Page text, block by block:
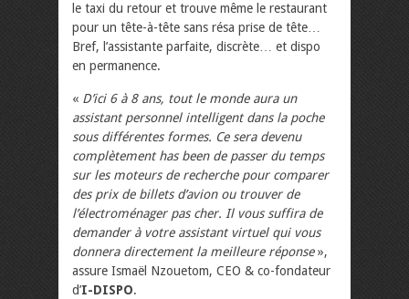
le taxi du retour et trouve même le restaurant
pour un tête-à-tête sans résa prise de tête…
Bref, l’assistante parfaite, discrète… et dispo
en permanence.
« D’ici 6 à 8 ans, tout le monde aura un
assistant personnel intelligent dans la poche
sous différentes formes. Ce sera devenu
complètement has been de passer du temps
sur les moteurs de recherche pour comparer
des prix de billets d’avion ou trouver de
l’électroménager pas cher. Il vous suffira de
demander à votre assistant virtuel qui vous
donnera directement la meilleure réponse»,
assure Ismaël Nzouetom, CEO & co-fondateur
d’I-DISPO.